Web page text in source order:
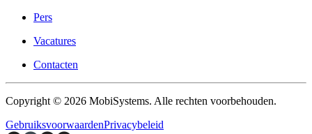
Pers
Vacatures
Contacten
Copyright © 2026 MobiSystems. Alle rechten voorbehouden.
GebruiksvoorwaardenPrivacybeleid